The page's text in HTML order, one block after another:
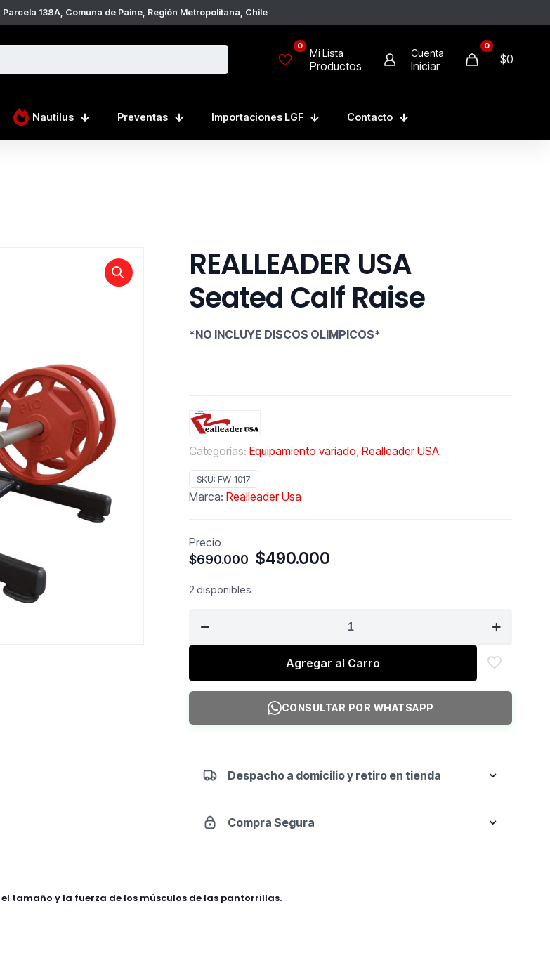
138A, Comuna de Paine, Región Metropolitana, Chile
0
Mi Lista
Productos
Cuenta
Iniciar
0
$0
Nautilus Preventas Importaciones LGF Contacto
REALLEADER USA
Seated Calf Raise
*NO INCLUYE DISCOS OLIMPICOS*
Categorías: Equipamiento variado Realleader USA
SKU: FW-1017
Marca: Realleader Usa
Precio
$690.000 El
$490.000
$490.000.
2 disponibles
Seated
Raise
Agregar al Carro
CONSULTAR POR WHATSAPP
Despacho a domicilio y retiro en tienda
Compra Segura
tamaño y la fuerza de los músculos de las pantorrillas.